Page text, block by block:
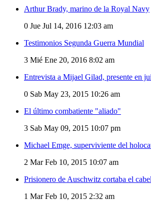
Arthur Brady, marino de la Royal Navy
0 Jue Jul 14, 2016 12:03 am
Testimonios Segunda Guerra Mundial
3 Mié Ene 20, 2016 8:02 am
Entrevista a Mijael Gilad, presente en
0 Sab May 23, 2015 10:26 am
El último combatiente "aliado"
3 Sab May 09, 2015 10:07 pm
Michael Emge, superviviente del
2 Mar Feb 10, 2015 10:07 am
Prisionero de Auschwitz cortaba el
1 Mar Feb 10, 2015 2:32 am